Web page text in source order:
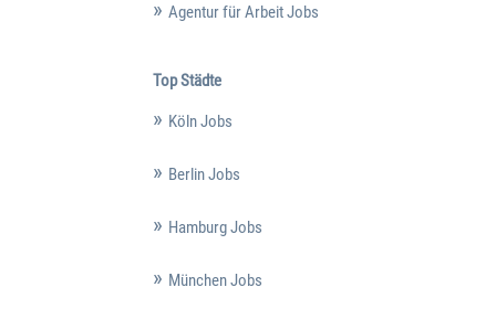
Agentur für Arbeit Jobs
Top Städte
Köln Jobs
Berlin Jobs
Hamburg Jobs
München Jobs